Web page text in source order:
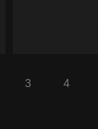
3 4